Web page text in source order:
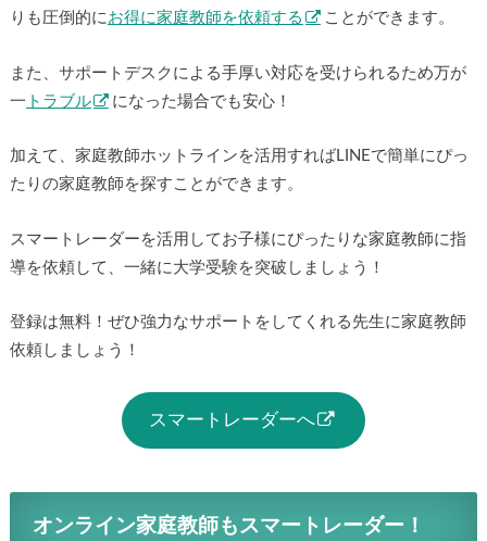
りも圧倒的にお得に家庭教師を依頼する ことができます。
また、サポートデスクによる手厚い対応を受けられるため万が
一 トラブル になった場合でも安心！
加えて、家庭教師ホットラインを活用すればLINEで簡単にぴっ
たりの家庭教師を探すことができます。
スマートレーダーを活用してお子様にぴったりな家庭教師に指
導を依頼して、一緒に大学受験を突破しましょう！
登録は無料！ぜひ強力なサポートをしてくれる先生に家庭教師
依頼しましょう！
スマートレーダーへ
オンライン家庭教師もスマートレーダー！